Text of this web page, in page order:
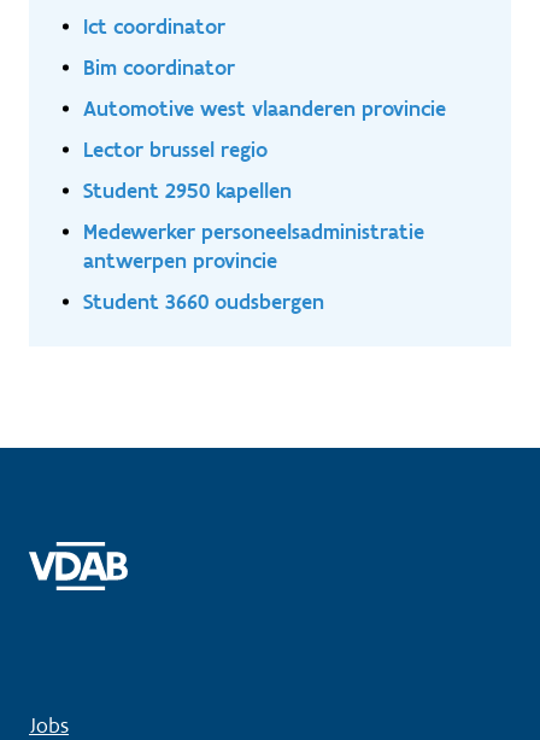
Ict coordinator
Bim coordinator
Automotive west vlaanderen provincie
Lector brussel regio
Student 2950 kapellen
Medewerker personeelsadministratie
antwerpen provincie
Student 3660 oudsbergen
Jobs